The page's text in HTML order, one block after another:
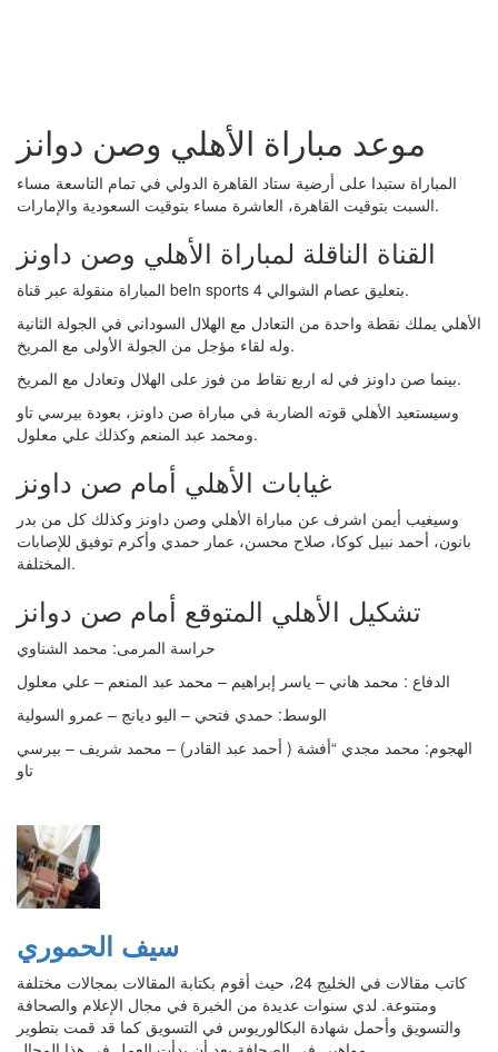
موعد مباراة الأهلي وصن دوانز
المباراة ستبدا على أرضية ستاد القاهرة الدولي في تمام التاسعة مساء
السبت بتوقيت القاهرة، العاشرة مساء بتوقيت السعودية والإمارات.
القناة الناقلة لمباراة الأهلي وصن داونز
المباراة منقولة عبر قناة beIn sports 4 بتعليق عصام الشوالي.
الأهلي يملك نقطة واحدة من التعادل مع الهلال السوداني في الجولة الثانية
وله لقاء مؤجل من الجولة الأولى مع المريخ.
بينما صن داونز في له اربع نقاط من فوز على الهلال وتعادل مع المريخ.
وسيستعيد الأهلي قوته الضاربة في مباراة صن داونز، بعودة بيرسي تاو
ومحمد عبد المنعم وكذلك علي معلول.
غيابات الأهلي أمام صن داونز
وسيغيب أيمن اشرف عن مباراة الأهلي وصن داونز وكذلك كل من بدر
بانون، أحمد نبيل كوكا، صلاح محسن، عمار حمدي وأكرم توفيق للإصابات
المختلفة.
تشكيل الأهلي المتوقع أمام صن دوانز
حراسة المرمى: محمد الشناوي
الدفاع : محمد هاني – ياسر إبراهيم – محمد عبد المنعم – علي معلول
الوسط: حمدي فتحي – اليو ديانج – عمرو السولية
الهجوم: محمد مجدي “أفشة ( أحمد عبد القادر) – محمد شريف – بيرسي
تاو
سيف الحموري
كاتب مقالات في الخليج 24، حيث أقوم بكتابة المقالات بمجالات مختلفة
ومتنوعة. لدي سنوات عديدة من الخبرة في مجال الإعلام والصحافة
والتسويق وأحمل شهادة البكالوريوس في التسويق كما قد قمت بتطوير